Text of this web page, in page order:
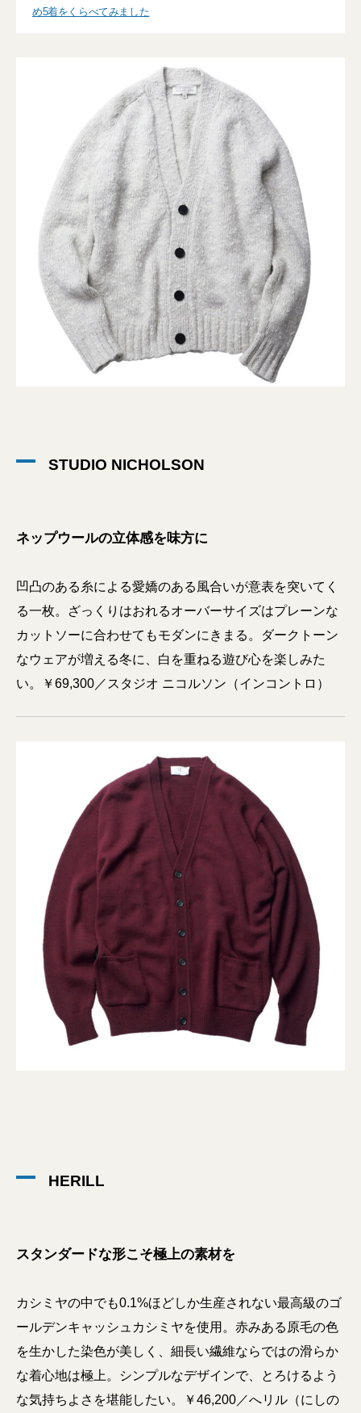
め5着をくらべてみました
STUDIO NICHOLSON
ネップウールの立体感を味方に
凹凸のある糸による愛嬌のある風合いが意表を突いてく
る一枚。ざっくりはおれるオーバーサイズはプレーンな
カットソーに合わせてもモダンにきまる。ダークトーン
なウェアが増える冬に、白を重ねる遊び心を楽しみた
い。￥69,300／スタジオ ニコルソン（インコントロ）
HERILL
スタンダードな形こそ極上の素材を
カシミヤの中でも0.1%ほどしか生産されない最高級のゴ
ールデンキャッシュカシミヤを使用。赤みある原毛の色
を生かした染色が美しく、細長い繊維ならではの滑らか
な着心地は極上。シンプルなデザインで、とろけるよう
な気持ちよさを堪能したい。￥46,200／へリル（にしの